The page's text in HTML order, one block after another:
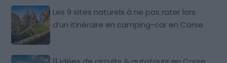
Les 9 sites naturels à ne pas rater lors
d’un itinéraire en camping-car en Corse